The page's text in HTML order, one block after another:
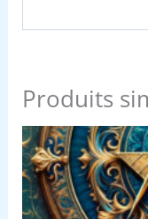
Produits